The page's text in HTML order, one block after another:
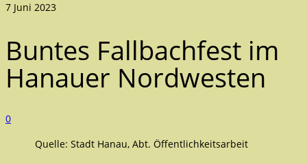
7 Juni 2023
Buntes Fallbachfest im
Hanauer Nordwesten
0
Quelle: Stadt Hanau, Abt. Öffentlichkeitsarbeit